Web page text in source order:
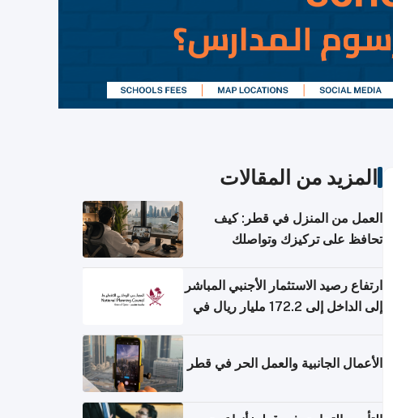
المزيد من المقالات
العمل من المنزل في قطر: كيف
تحافظ على تركيزك وتواصلك
ارتفاع رصيد الاستثمار الأجنبي المباشر
إلى الداخل إلى 172.2 مليار ريال في
الأعمال الجانبية والعمل الحر في قطر